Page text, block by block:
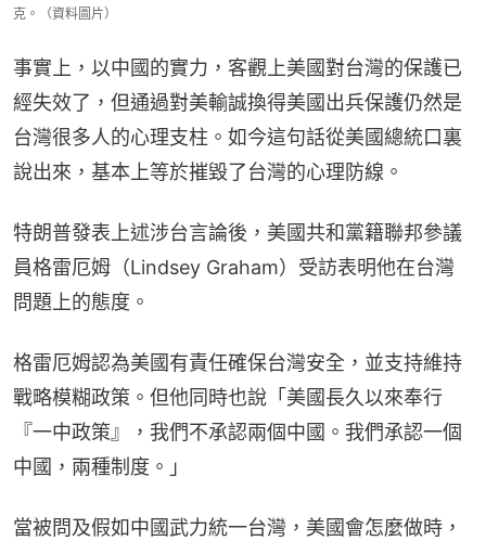
克。（資料圖片）
事實上，以中國的實力，客觀上美國對台灣的保護已
經失效了，但通過對美輸誠換得美國出兵保護仍然是
台灣很多人的心理支柱。如今這句話從美國總統口裏
說出來，基本上等於摧毀了台灣的心理防線。
特朗普發表上述涉台言論後，美國共和黨籍聯邦參議
員格雷厄姆（Lindsey Graham）受訪表明他在台灣
問題上的態度。
格雷厄姆認為美國有責任確保台灣安全，並支持維持
戰略模糊政策。但他同時也說「美國長久以來奉行
『一中政策』，我們不承認兩個中國。我們承認一個
中國，兩種制度。」
當被問及假如中國武力統一台灣，美國會怎麼做時，